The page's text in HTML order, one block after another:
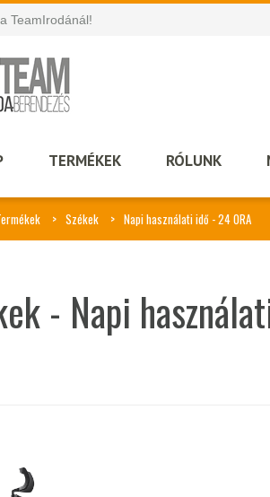
TeamIrodánál!
TERMÉKEK RÓLUNK
Székek Napi használati idő - 24 ORA
- Napi